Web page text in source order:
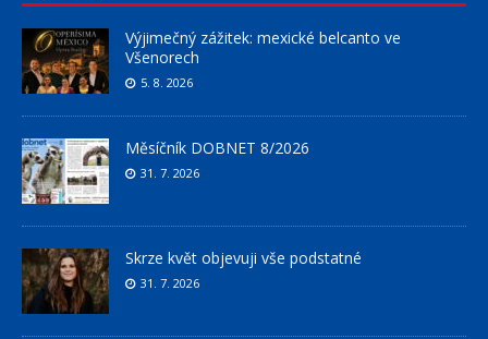
Výjimečný zážitek: mexické belcanto ve
Všenorech
5. 8. 2026
Měsíčník DOBNET 8/2026
31. 7. 2026
Skrze květ objevuji vše podstatné
31. 7. 2026